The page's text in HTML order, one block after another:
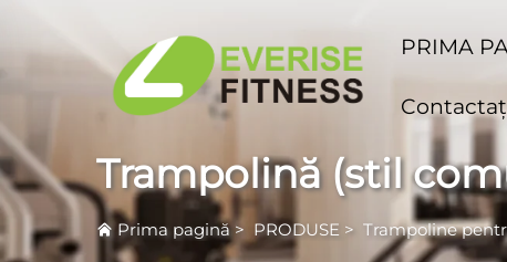
PRIMA
Trampolină (stil
Prima pagină> PRODUSE > Trampoline